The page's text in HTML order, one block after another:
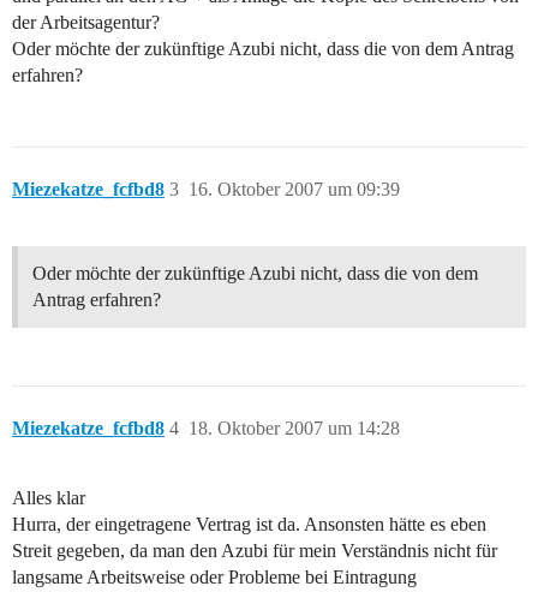
der Arbeitsagentur?
Oder möchte der zukünftige Azubi nicht, dass die von dem Antrag
erfahren?
Miezekatze_fcfbd8 16. Oktober 2007 um 09:39
3
Oder möchte der zukünftige Azubi nicht, dass die von dem
Antrag erfahren?
Miezekatze_fcfbd8 18. Oktober 2007 um 14:28
4
Alles klar
Hurra, der eingetragene Vertrag ist da. Ansonsten hätte es eben
Streit gegeben, da man den Azubi für mein Verständnis nicht für
langsame Arbeitsweise oder Probleme bei Eintragung